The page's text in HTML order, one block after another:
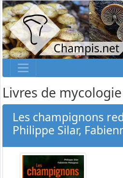
Champis.net
Livres de
Les champignons
Philippe Silar,